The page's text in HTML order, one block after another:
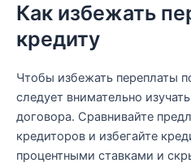
Как избежать
кредиту
Чтобы избежать переплаты
следует внимательно
договора. Сравнивайте
кредиторов и избегайте
процентными ставками и